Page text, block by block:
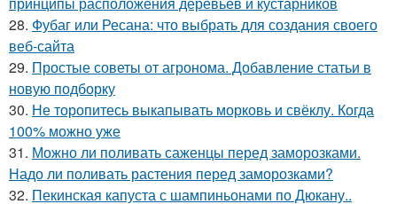
28. Фубаг или Ресана: что выбрать для создания своего
веб-сайта
29. Простые советы от агронома. Добавление статьи в
новую подборку
30. Не торопитесь выкапывать морковь и свёклу. Когда
100% можно уже
31. Можно ли поливать саженцы перед заморозками.
Надо ли поливать растения перед заморозками?
32. Пекинская капуста с шампиньонами по Дюкану..